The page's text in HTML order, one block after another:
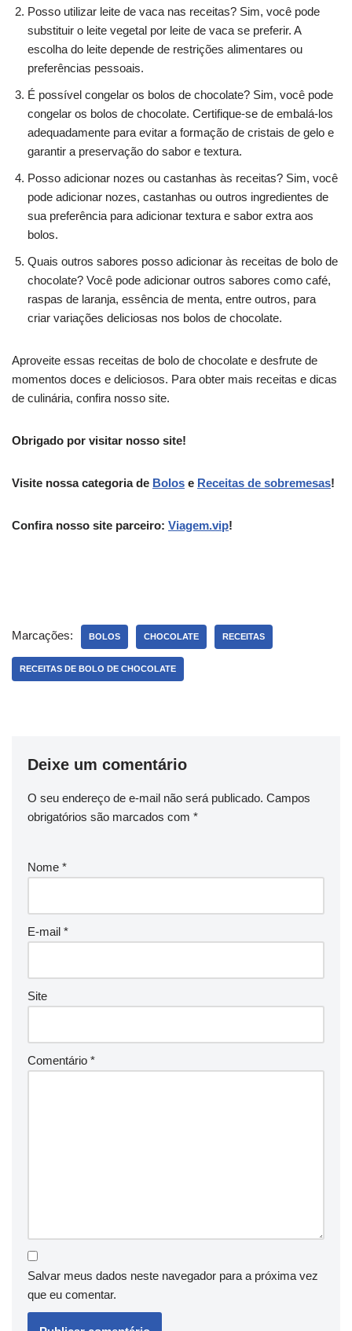
Posso utilizar leite de vaca nas receitas? Sim, você pode
substituir o leite vegetal por leite de vaca se preferir. A
escolha do leite depende de restrições alimentares ou
preferências pessoais.
É possível congelar os bolos de chocolate? Sim, você pode
congelar os bolos de chocolate. Certifique-se de embalá-los
adequadamente para evitar a formação de cristais de gelo e
garantir a preservação do sabor e textura.
Posso adicionar nozes ou castanhas às receitas? Sim, você
pode adicionar nozes, castanhas ou outros ingredientes de
sua preferência para adicionar textura e sabor extra aos
bolos.
Quais outros sabores posso adicionar às receitas de bolo de
chocolate? Você pode adicionar outros sabores como café,
raspas de laranja, essência de menta, entre outros, para
criar variações deliciosas nos bolos de chocolate.
Aproveite essas receitas de bolo de chocolate e desfrute de
momentos doces e deliciosos. Para obter mais receitas e dicas
de culinária, confira nosso site.
Obrigado por visitar nosso site!
Visite nossa categoria de Bolos e Receitas de sobremesas!
Confira nosso site parceiro: Viagem.vip!
Marcações: BOLOS CHOCOLATE RECEITAS
RECEITAS DE BOLO DE CHOCOLATE
Deixe um comentário
O seu endereço de e-mail não será publicado. Campos
obrigatórios são marcados com *
Nome *
E-mail *
Site
Comentário *
Salvar meus dados neste navegador para a próxima vez
que eu comentar.